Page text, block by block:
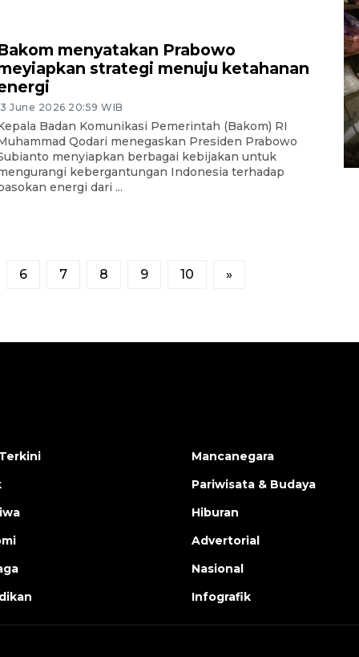
menyatakan Prabowo
strategi menuju ketahanan
June 2026 20:59 WIB
Badan Komunikasi Pemerintah (Bakom) RI
Qodari menegaskan Presiden Prabowo
menyiapkan berbagai kebijakan untuk
kebergantungan Indonesia terhadap
energi dari ...
6 7 8 9 10 »
Bantul Creative Expo 2026
02 August 2026 0:49 WIB
Mancanegara
Pariwisata & Budaya
Hiburan
Advertorial
Nasional
Infografik